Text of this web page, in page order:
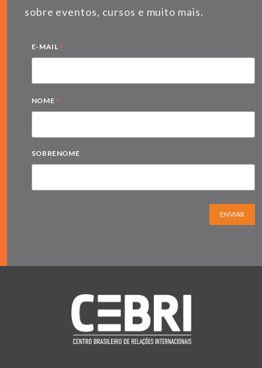
sobre eventos, cursos e muito mais.
E-MAIL *
NOME *
SOBRENOME
ENVIAR